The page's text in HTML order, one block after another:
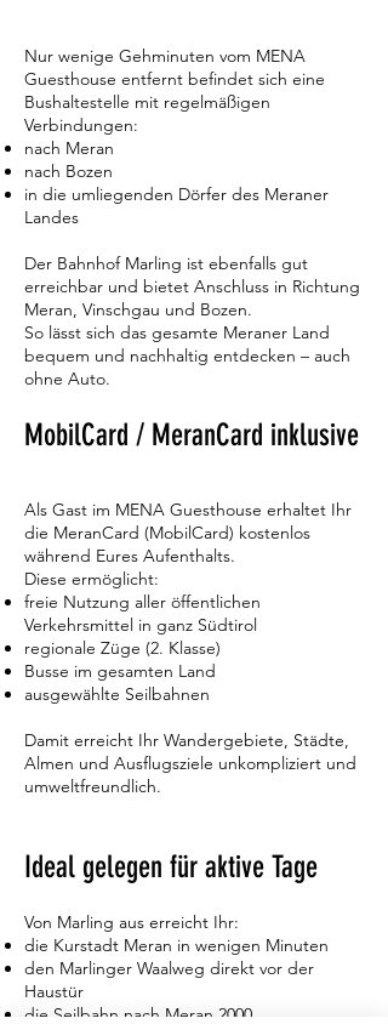
Nur wenige Gehminuten vom MENA
Guesthouse entfernt befindet sich eine
Bushaltestelle mit regelmäßigen
Verbindungen:
nach Meran
nach Bozen
in die umliegenden Dörfer des Meraner
Landes
Der Bahnhof Marling ist ebenfalls gut
erreichbar und bietet Anschluss in Richtung
Meran, Vinschgau und Bozen.
So lässt sich das gesamte Meraner Land
bequem und nachhaltig entdecken – auch
ohne Auto.
MobilCard / MeranCard inklusive
Als Gast im MENA Guesthouse erhaltet Ihr
die MeranCard (MobilCard) kostenlos
während Eures Aufenthalts.
Diese ermöglicht:
freie Nutzung aller öffentlichen
Verkehrsmittel in ganz Südtirol
regionale Züge (2. Klasse)
Busse im gesamten Land
ausgewählte Seilbahnen
Damit erreicht Ihr Wandergebiete, Städte,
Almen und Ausflugsziele unkompliziert und
umweltfreundlich.
Ideal gelegen für aktive Tage
Von Marling aus erreicht Ihr:
die Kurstadt Meran in wenigen Minuten
den Marlinger Waalweg direkt vor der
Haustür
die Seilbahn nach Meran 2000